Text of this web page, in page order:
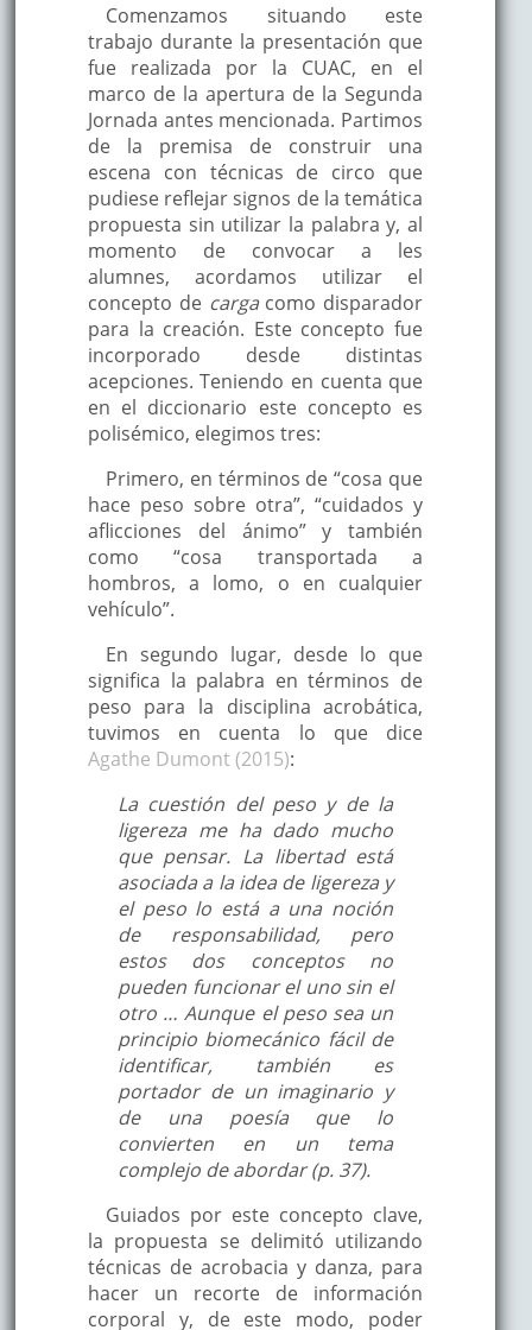
Comenzamos situando este
trabajo durante la presentación que
fue realizada por la CUAC, en el
marco de la apertura de la Segunda
Jornada antes mencionada. Partimos
de la premisa de construir una
escena con técnicas de circo que
pudiese reflejar signos de la temática
propuesta sin utilizar la palabra y, al
momento de convocar a les
alumnes, acordamos utilizar el
concepto de carga como disparador
para la creación. Este concepto fue
incorporado desde distintas
acepciones. Teniendo en cuenta que
en el diccionario este concepto es
polisémico, elegimos tres:
Primero, en términos de “cosa que
hace peso sobre otra”, “cuidados y
aflicciones del ánimo” y también
como “cosa transportada a
hombros, a lomo, o en cualquier
vehículo”.
En segundo lugar, desde lo que
significa la palabra en términos de
peso para la disciplina acrobática,
tuvimos en cuenta lo que dice
Agathe Dumont (2015):
La cuestión del peso y de la
ligereza me ha dado mucho
que pensar. La libertad está
asociada a la idea de ligereza y
el peso lo está a una noción
de responsabilidad, pero
estos dos conceptos no
pueden funcionar el uno sin el
otro … Aunque el peso sea un
principio biomecánico fácil de
identificar, también es
portador de un imaginario y
de una poesía que lo
convierten en un tema
complejo de abordar (p. 37).
Guiados por este concepto clave,
la propuesta se delimitó utilizando
técnicas de acrobacia y danza, para
hacer un recorte de información
corporal y, de este modo, poder